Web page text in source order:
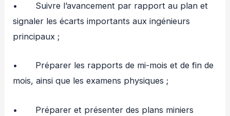
• Suivre l’avancement par rapport au plan et
signaler les écarts importants aux ingénieurs
principaux ;
• Préparer les rapports de mi-mois et de fin de
mois, ainsi que les examens physiques ;
• Préparer et présenter des plans miniers